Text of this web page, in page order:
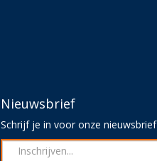
Nieuwsbrief
Schrijf je in voor onze nieuwsbrief